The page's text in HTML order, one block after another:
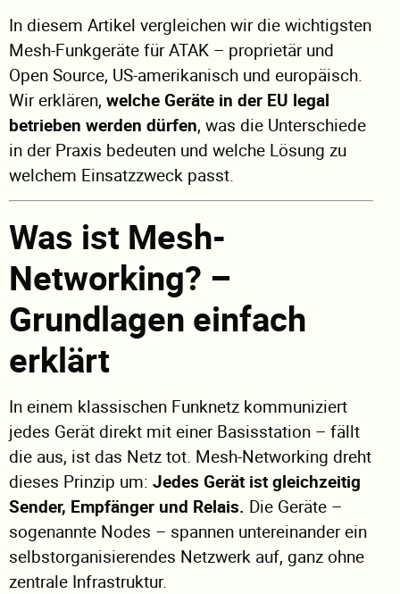
In diesem Artikel vergleichen wir die wichtigsten
Mesh-Funkgeräte für ATAK – proprietär und
Open Source, US-amerikanisch und europäisch.
Wir erklären, welche Geräte in der EU legal
betrieben werden dürfen, was die Unterschiede
in der Praxis bedeuten und welche Lösung zu
welchem Einsatzzweck passt.
Was ist Mesh-
Networking? –
Grundlagen einfach
erklärt
In einem klassischen Funknetz kommuniziert
jedes Gerät direkt mit einer Basisstation – fällt
die aus, ist das Netz tot. Mesh-Networking dreht
dieses Prinzip um: Jedes Gerät ist gleichzeitig
Sender, Empfänger und Relais. Die Geräte –
sogenannte Nodes – spannen untereinander ein
selbstorganisierendes Netzwerk auf, ganz ohne
zentrale Infrastruktur.